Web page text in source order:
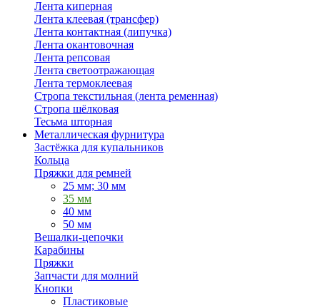
Лента киперная
Лента клеевая (трансфер)
Лента контактная (липучка)
Лента окантовочная
Лента репсовая
Лента светоотражающая
Лента термоклеевая
Стропа текстильная (лента ременная)
Стропа шёлковая
Тесьма шторная
Металлическая фурнитура
Застёжка для купальников
Кольца
Пряжки для ремней
25 мм; 30 мм
35 мм
40 мм
50 мм
Вешалки-цепочки
Карабины
Пряжки
Запчасти для молний
Кнопки
Пластиковые